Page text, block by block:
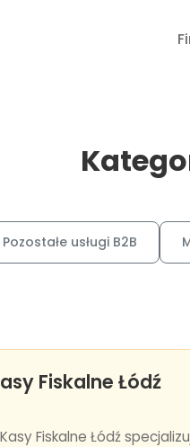
Pozostałe usługi B2B
Fiskalne Łódź
Kasy Fiskalne Łódź